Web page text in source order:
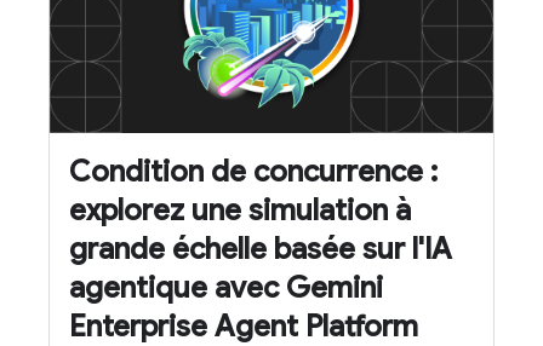
Condition de concurrence :
explorez une simulation à
grande échelle basée sur l'IA
agentique avec Gemini
Enterprise Agent Platform